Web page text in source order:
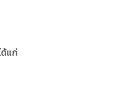
ด้แก่